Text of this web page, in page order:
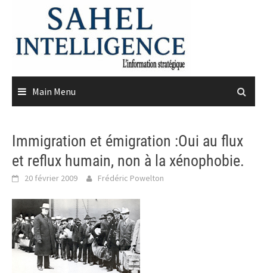
content
Main Menu
Immigration et émigration :Oui au flux
et reflux humain, non à la xénophobie.
20 février 2009 Frédéric Powelton